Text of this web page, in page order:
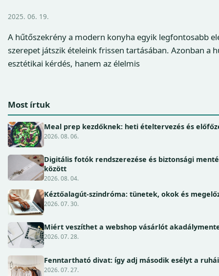
2025. 06. 19.
A hűtőszekrény a modern konyha egyik legfontosabb
szerepet játszik ételeink frissen tartásában. Azonban a
esztétikai kérdés, hanem az élelmis
Most írtuk
Meal prep kezdőknek: heti ételtervezés és
2026. 08. 06.
Digitális fotók rendszerezése és biztonsági
között
2026. 08. 04.
Kéztőalagút-szindróma: tünetek, okok és
2026. 07. 30.
Miért veszíthet a webshop vásárlót
2026. 07. 28.
Fenntartható divat: így adj második esélyt a
2026. 07. 27.